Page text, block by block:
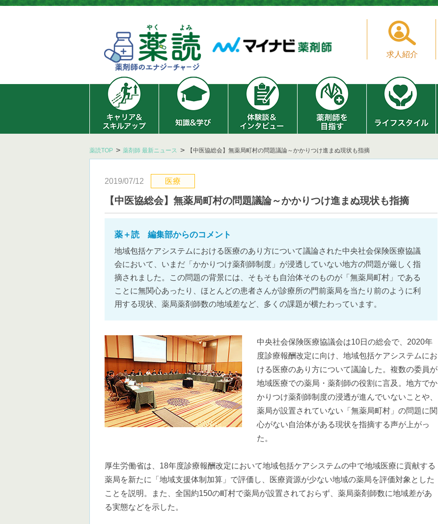
求人紹介
薬読TOP 薬剤師 最新ニュース 【中医協総会】無薬局町村の問題議論～かかりつけ進まぬ現状も指摘
2019/07/12 医療
【中医協総会】無薬局町村の問題議論～かかりつけ進まぬ現状も指摘
薬＋読 編集部からのコメント
地域包括ケアシステムにおける医療のあり方について議論された中央社会保険医療協議
会において、いまだ「かかりつけ薬剤師制度」が浸透していない地方の問題が厳しく指
摘されました。この問題の背景には、そもそも自治体そのものが「無薬局町村」である
ことに無関心あったり、ほとんどの患者さんが診療所の門前薬局を当たり前のように利
用する現状、薬局薬剤師数の地域差など、多くの課題が横たわっています。
中央社会保険医療協議会は10日の総会で、2020年
度診療報酬改定に向け、地域包括ケアシステムにお
ける医療のあり方について議論した。複数の委員が
地域医療での薬局・薬剤師の役割に言及。地方でか
かりつけ薬剤師制度の浸透が進んでいないことや、
薬局が設置されていない「無薬局町村」の問題に関
心がない自治体がある現状を指摘する声が上がっ
た。
厚生労働省は、18年度診療報酬改定において地域包括ケアシステムの中で地域医療に貢献する
薬局を新たに「地域支援体制加算」で評価し、医療資源が少ない地域の薬局を評価対象とした
ことを説明。また、全国約150の町村で薬局が設置されておらず、薬局薬剤師数に地域差があ
る実態などを示した。